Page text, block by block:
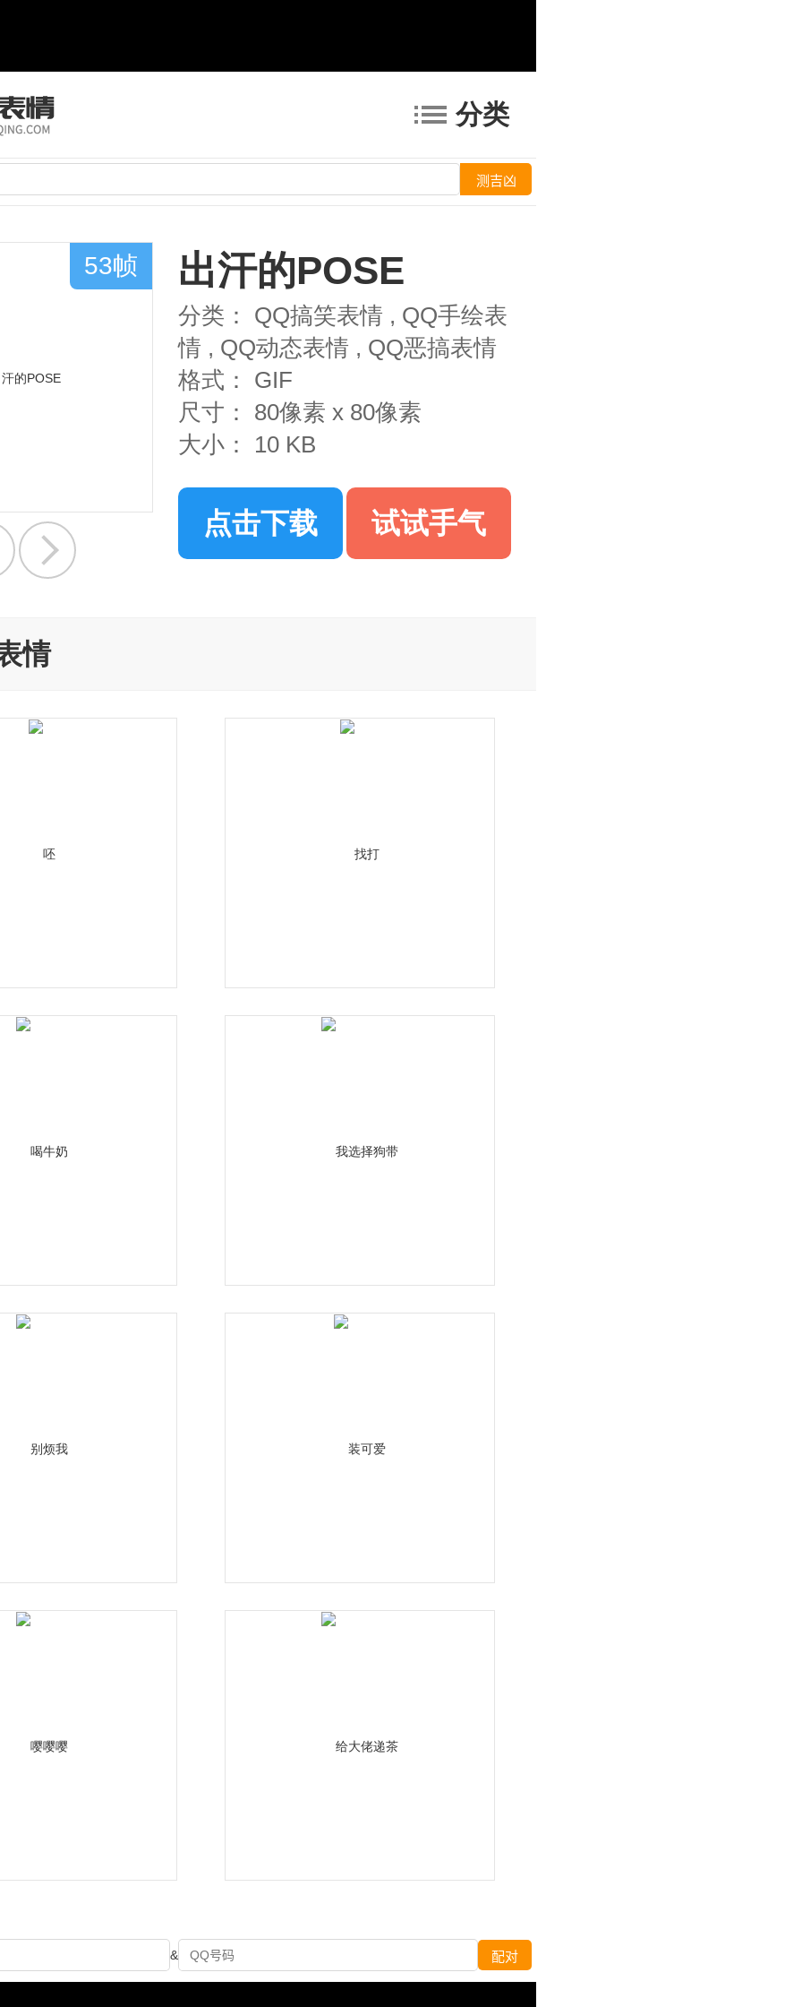
分类
53帧 出汗的POSE
分类： QQ搞笑表情 , QQ手绘表
情 , QQ动态表情 , QQ恶搞表情
格式：
GIF
尺寸：
80像素 x 80像素
大小：
10 KB
点击下载 试试手气
情